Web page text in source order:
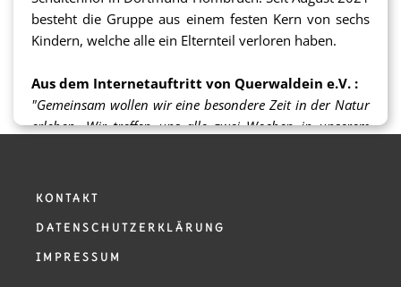
besteht die Gruppe aus einem festen Kern von sechs
Kindern, welche alle ein Elternteil verloren haben.
Aus dem Internetauftritt von Querwaldein e.V. :
"Gemeinsam wollen wir eine besondere Zeit in der Natur
erleben. Wir treffen uns alle zwei Wochen in unserem
den Wald, wo wir spielen und toben, Ruhe erfahren oder
hier in der Gruppe sind, haben erfahren, wie es ist einen
geliebten Menschen zu verlieren. In Gemeinschaft mit
KONTAKT
DATENSCHUTZERKLÄRUNG
IMPRESSUM